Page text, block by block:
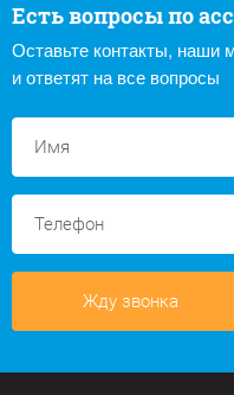
Есть вопросы по
Оставьте контакты, наши
и ответят на все вопросы
Жду звонка